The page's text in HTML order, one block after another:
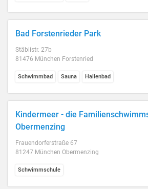
Bad Forstenrieder Park
Stäblistr. 27b
81476 München Forstenried
Schwimmbad Sauna Hallenbad
Kindermeer - die
Obermenzing
Frauendorferstraße 67
81247 München Obermenzing
Schwimmschule